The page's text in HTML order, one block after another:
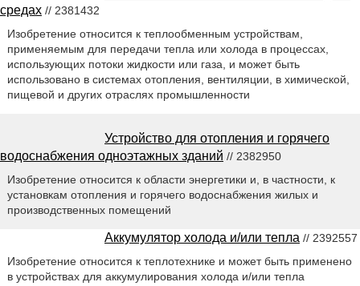
средах // 2381432
Изобретение относится к теплообменным устройствам,
применяемым для передачи тепла или холода в процессах,
использующих потоки жидкости или газа, и может быть
использовано в системах отопления, вентиляции, в химической,
пищевой и других отраслях промышленности
Устройство для отопления и горячего
водоснабжения одноэтажных зданий // 2382950
Изобретение относится к области энергетики и, в частности, к
установкам отопления и горячего водоснабжения жилых и
производственных помещений
Аккумулятор холода и/или тепла // 2392557
Изобретение относится к теплотехнике и может быть применено
в устройствах для аккумулирования холода и/или тепла